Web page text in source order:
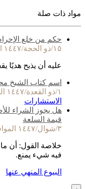
مواد ذات صلة
حكم من خلع
١٥/ذو الحجة/١٤٤٧ الموافق ١/يونيو/٢٠٢٦
عليه أن يذبح هديًا
اسم كتاب الشيخ
١/ذو القعدة/١٤٤٧ الموافق ١٨/أبريل/٢٠٢٦
الاستشارات
هل يجوز الشراء
قيمة السلعة
٣/شوال/١٤٤٧ الموافق ٢٢/مارس/٢٠٢٦
خلاصة القول: أن
فيه شيء يمنع.
البيوع المنهي عنها